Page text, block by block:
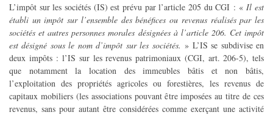
L’impôt sur les sociétés (IS) est prévu par l’article 205 du CGI : « Il est
établi un impôt sur l’ensemble des bénéfices ou revenus réalisés par les
sociétés et autres personnes morales désignées à l’article 206. Cet impôt
est désigné sous le nom d’impôt sur les sociétés. » L’IS se subdivise en
deux impôts : l’IS sur les revenus patrimoniaux (CGI, art. 206-5), tels
que notamment la location des immeubles bâtis et non bâtis,
l’exploitation des propriétés agricoles ou forestières, les revenus de
capitaux mobiliers (les associations pouvant être imposées au titre de ces
revenus, sans pour autant être considérées comme exerçant une activité